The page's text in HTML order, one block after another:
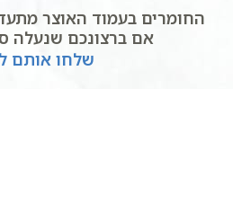
החומרים בעמוד האוצר
אם ברצונכם שנעלה
שלחו אותם